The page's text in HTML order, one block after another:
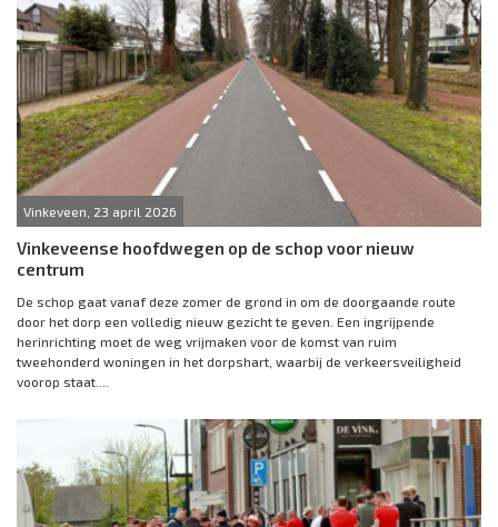
Vinkeveen, 23 april 2026
Vinkeveense hoofdwegen op de schop voor nieuw
centrum
De schop gaat vanaf deze zomer de grond in om de doorgaande route
door het dorp een volledig nieuw gezicht te geven. Een ingrijpende
herinrichting moet de weg vrijmaken voor de komst van ruim
tweehonderd woningen in het dorpshart, waarbij de verkeersveiligheid
voorop staat....